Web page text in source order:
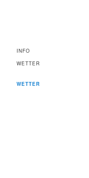
INFO
WETTER
WETTER